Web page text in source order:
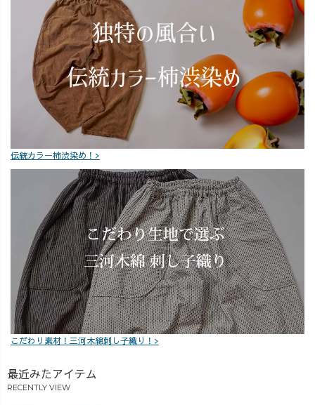
コーデ #草木染
め #藍染 #遠州織
物 #妊婦コーデ #
ワーママコーデ
コーデ #草木染
め #藍染 #遠州織
物 #妊婦コーデ #
ワーママコーデ
伝統カラー柿渋染め！>
こだわり素材！三河木綿刺し子織り！>
最近みたアイテム
RECENTLY VIEW